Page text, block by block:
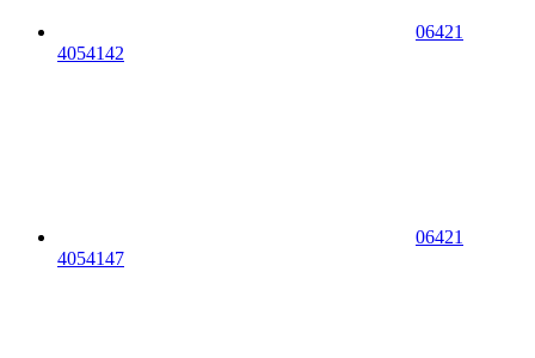
06421
4054142
06421
4054147